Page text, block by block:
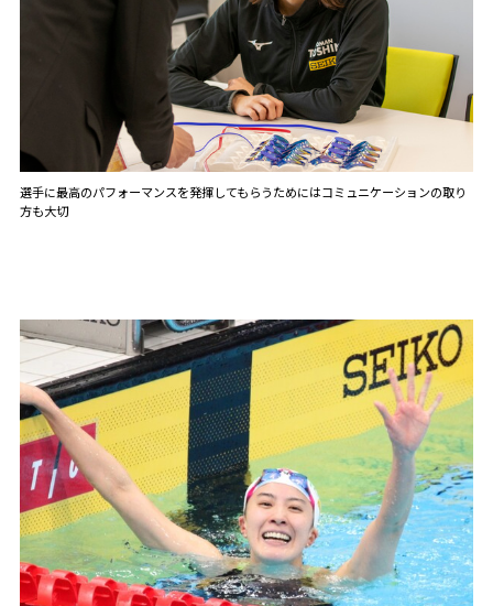
選手に最高のパフォーマンスを発揮してもらうためにはコミュニケーションの取り
方も大切